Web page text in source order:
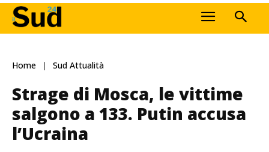
Home Sud Attualità
Strage di Mosca, le vittime
salgono a 133. Putin accusa
l’Ucraina